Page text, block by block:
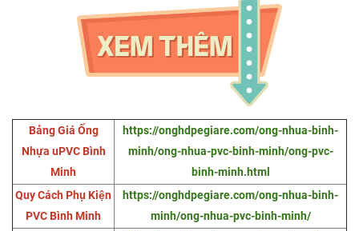
Bảng Giá Ống
Nhựa uPVC Bình
Minh
https://onghdpegiare.com/ong-nhua-binh-
minh/ong-nhua-pvc-binh-minh/ong-pvc-
binh-minh.html
Quy Cách Phụ Kiện
PVC Bình Minh
https://onghdpegiare.com/ong-nhua-binh-
minh/ong-nhua-pvc-binh-minh/